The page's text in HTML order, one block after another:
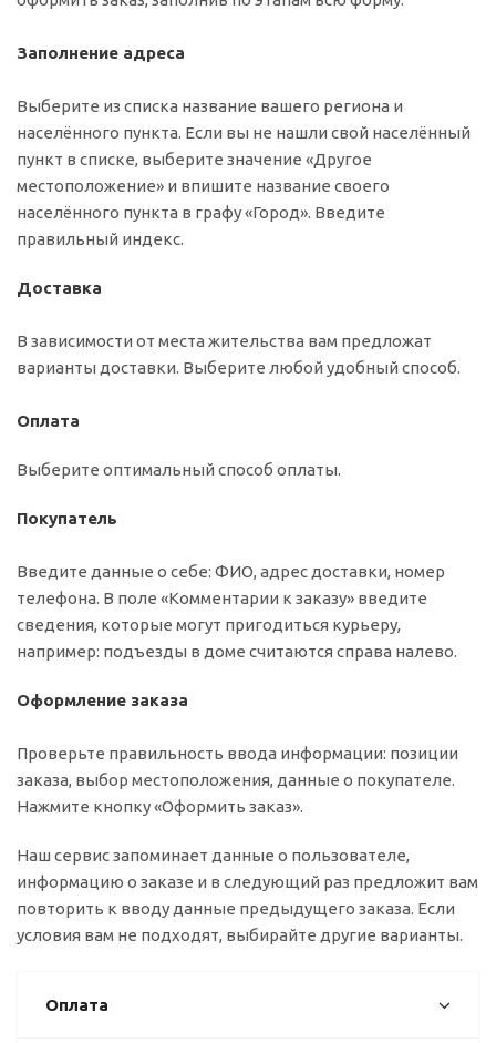
Заполнение адреса
Выберите из списка название вашего региона и
населённого пункта. Если вы не нашли свой населённый
пункт в списке, выберите значение «Другое
местоположение» и впишите название своего
населённого пункта в графу «Город». Введите
правильный индекс.
Доставка
В зависимости от места жительства вам предложат
варианты доставки. Выберите любой удобный способ.
Оплата
Выберите оптимальный способ оплаты.
Покупатель
Введите данные о себе: ФИО, адрес доставки, номер
телефона. В поле «Комментарии к заказу» введите
сведения, которые могут пригодиться курьеру,
например: подъезды в доме считаются справа налево.
Оформление заказа
Проверьте правильность ввода информации: позиции
заказа, выбор местоположения, данные о покупателе.
Нажмите кнопку «Оформить заказ».
Наш сервис запоминает данные о пользователе,
информацию о заказе и в следующий раз предложит вам
повторить к вводу данные предыдущего заказа. Если
условия вам не подходят, выбирайте другие варианты.
Оплата